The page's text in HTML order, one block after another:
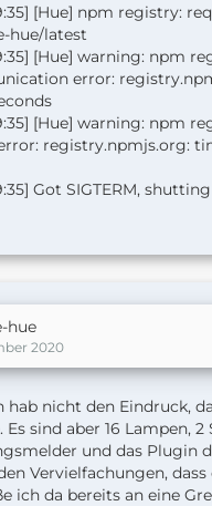
[Hue] npm registry:
hue/latest
[Hue] warning: npm
error:
[Hue] warning: npm
registry.npmjs.org:
Got SIGTERM,
hue
2020
hab nicht den Eindruck,
Es sind aber 16 Lampen, 2
und das Plugin
Vervielfachungen, dass
ich da bereits an eine